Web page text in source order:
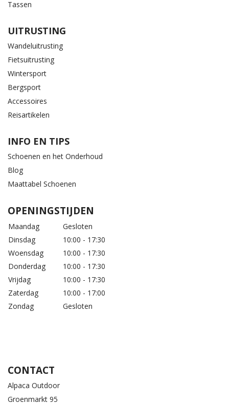
Tassen
UITRUSTING
Wandeluitrusting
Fietsuitrusting
Wintersport
Bergsport
Accessoires
Reisartikelen
INFO EN TIPS
Schoenen en het Onderhoud
Blog
Maattabel Schoenen
OPENINGSTIJDEN
Maandag
Gesloten
Dinsdag
10:00 - 17:30
Woensdag
10:00 - 17:30
Donderdag
10:00 - 17:30
Vrijdag
10:00 - 17:30
Zaterdag
10:00 - 17:00
Zondag
Gesloten
CONTACT
Alpaca Outdoor
Groenmarkt 95